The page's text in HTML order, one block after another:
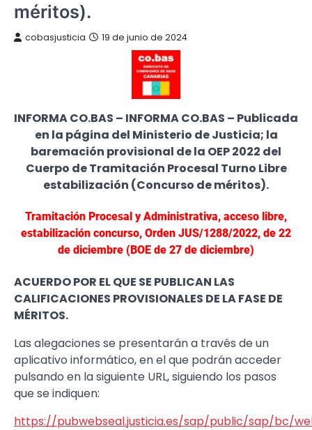
méritos).
cobasjusticia 19 de junio de 2024
INFORMA CO.BAS – INFORMA CO.BAS – Publicada
en la página del Ministerio de Justicia; la
baremación provisional de la OEP 2022 del
Cuerpo de Tramitación Procesal Turno Libre
estabilización (Concurso de méritos).
Tramitación Procesal y Administrativa, acceso libre,
estabilización concurso, Orden JUS/1288/2022, de 22
de diciembre (BOE de 27 de diciembre)
ACUERDO POR EL QUE SE PUBLICAN LAS
CALIFICACIONES PROVISIONALES DE LA FASE DE
MÉRITOS.
​Las alegaciones se presentarán a través de un
aplicativo informático, en el que podrán acceder
pulsando en la siguiente URL, siguiendo los pasos
que se indiquen:​​
https://pubwebseal.justicia.es/sap/public/sap/bc/